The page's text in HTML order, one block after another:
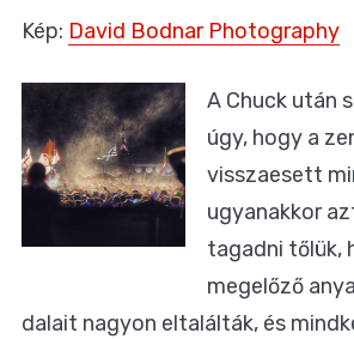
Kép: David Bodnar Photography
A Chuck után
úgy, hogy a
visszaesett
ugyanakkor
tagadni tőlük,
megelőző
dalait nagyon eltalálták, és